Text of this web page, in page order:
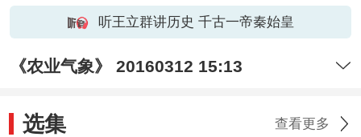
听王立群讲历史 千古一帝秦始皇
《农业气象》 20160312 15:13
选集 查看更多